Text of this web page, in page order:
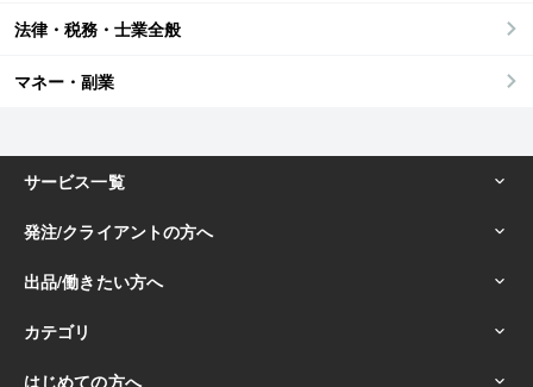
法律・税務・士業全般
マネー・副業